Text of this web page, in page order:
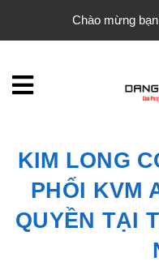
Chào mừng
KIM LONG
PHỐI KVM
QUYỀN TẠI